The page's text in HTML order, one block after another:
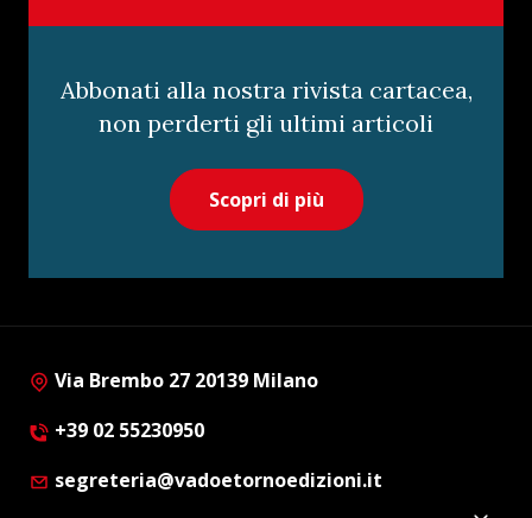
Abbonati alla nostra rivista cartacea,
non perderti gli ultimi articoli
Scopri di più
Via Brembo 27 20139 Milano
+39 02 55230950
segreteria@vadoetornoedizioni.it